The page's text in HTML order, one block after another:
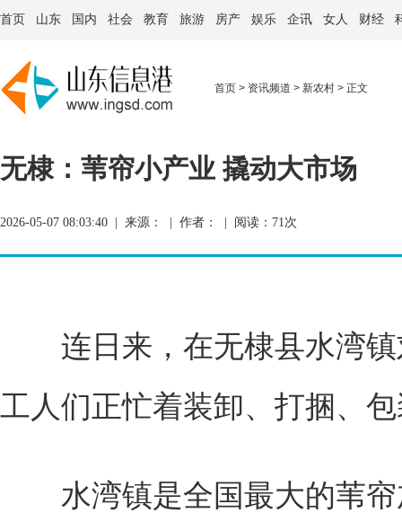
首页 山东 国内 社会 教育 旅游 房产 娱乐 企讯 女人 财经
首页 > 资讯频道 > 新农村 > 正文
无棣：苇帘小产业 撬动大市场
2026-05-07 08:03:40 | 来源： | 作者： | 阅读： 71次
连日来，在无棣县水湾镇
工人们正忙着装卸、打捆、
水湾镇是全国最大的苇帘